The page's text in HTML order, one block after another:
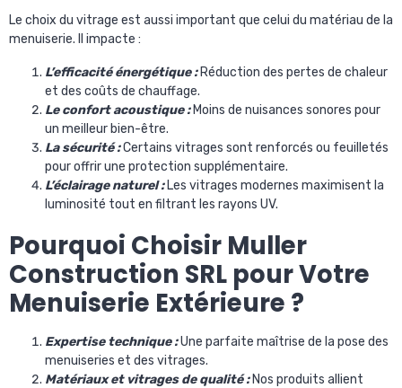
Le choix du vitrage est aussi important que celui du matériau de la
menuiserie. Il impacte :
L’efficacité énergétique : Réduction des pertes de chaleur
et des coûts de chauffage.
Le confort acoustique :Moins de nuisances sonores pour
un meilleur bien-être.
La sécurité :Certains vitrages sont renforcés ou feuilletés
pour offrir une protection supplémentaire.
L’éclairage naturel :Les vitrages modernes maximisent la
luminosité tout en filtrant les rayons UV.
Pourquoi Choisir Muller
Construction SRL pour Votre
Menuiserie Extérieure ?
Expertise technique :Une parfaite maîtrise de la pose des
menuiseries et des vitrages.
Matériaux et vitrages de qualité :Nos produits allient